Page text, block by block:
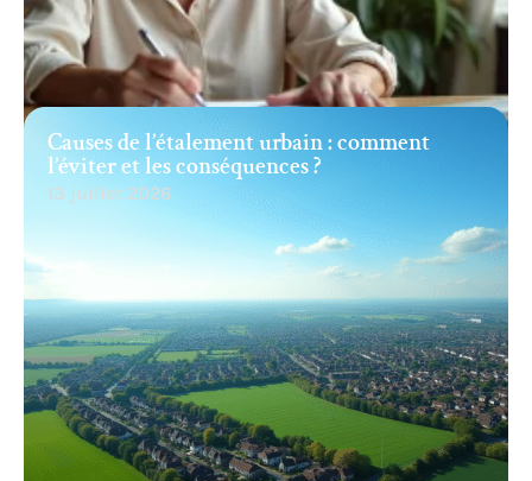
Causes de l’étalement urbain : comment
l’éviter et les conséquences ?
13 juillet 2026